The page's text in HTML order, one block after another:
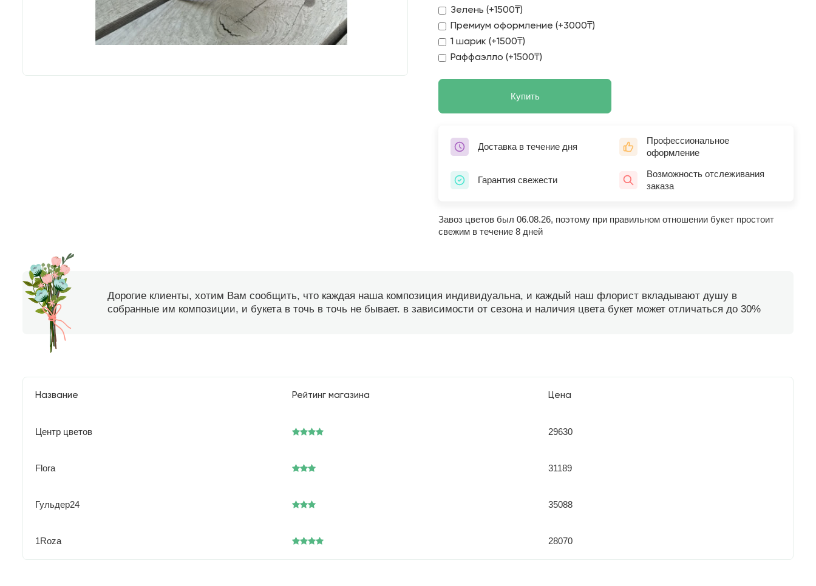
Зелень (+1500₸)
Премиум оформление (+3000₸)
1 шарик (+1500₸)
Раффаэлло (+1500₸)
Купить
Доставка в течение дня
Профессиональное
оформление
Гарантия свежести
Возможность отслеживания
заказа
Завоз цветов был 06.08.26, поэтому при правильном отношении букет простоит
свежим в течение 8 дней
Дорогие клиенты, хотим Вам сообщить, что каждая наша композиция индивидуальна, и каждый наш флорист вкладывают душу в
собранные им композиции, и букета в точь в точь не бывает. в зависимости от сезона и наличия цвета букет может отличаться до 30%
Название Рейтинг магазина Цена
Центр цветов 29630
Flora 31189
Гульдер24 35088
1Roza 28070